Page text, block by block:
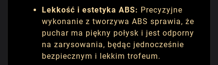
Lekkość i estetyka ABS: Precyzyjne
wykonanie z tworzywa ABS sprawia, że
puchar ma piękny połysk i jest odporny
na zarysowania, będąc jednocześnie
bezpiecznym i lekkim trofeum.